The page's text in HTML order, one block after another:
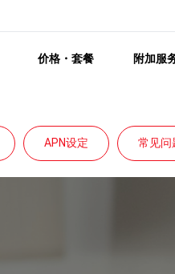
价格・套餐 附加服
APN设定 常见问